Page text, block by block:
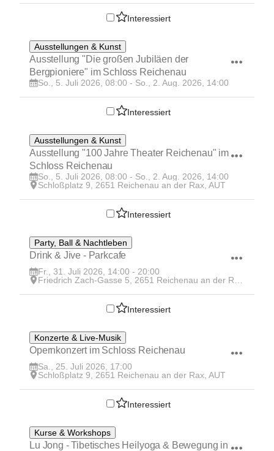
Interessiert
5
JUL
Ausstellungen & Kunst
Ausstellung "Die großen Jubiläen der
Bergpioniere" im Schloss Reichenau
So., 5. Juli 2026, 08:00 - So., 2. Aug. 2026, 14:00
Interessiert
5
JUL
Ausstellungen & Kunst
Ausstellung "100 Jahre Theater Reichenau" im
Schloss Reichenau
So., 5. Juli 2026, 08:00 - So., 2. Aug. 2026, 14:00
Schloßplatz 9, 2651 Reichenau an der Rax, AUT
Interessiert
31
JUL
Party, Ball & Nachtleben
Drink & Jive - Parkcafe
Fr., 31. Juli 2026, 14:00 - 20:00
Interessiert
25
JUL
Konzerte & Live-Musik
Opernkonzert im Schloss Reichenau
Sa., 25. Juli 2026, 17:00
Schloßplatz 9, 2651 Reichenau an der Rax, AUT
Interessiert
23
JUL
Kurse & Workshops
Lu Jong - Tibetisches Heilyoga & Bewegung in